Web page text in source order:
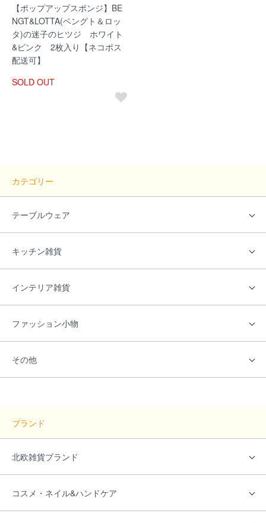
【ポップアップスポンジ】BE
NGT&LOTTA(ベングト＆ロッ
タ)の迷子のヒツジ ホワイト
&ピンク 2枚入り【ネコポス
配送可】
SOLD OUT
カテゴリー
テーブルウェア
キッチン雑貨
インテリア雑貨
ファッション小物
その他
ブランド
北欧雑貨ブランド
コスメ・ネイル&ハンドケア